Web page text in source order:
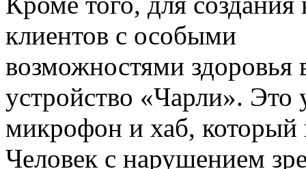
клиентов с особыми
возможностями здоровья
устройство «Чарли».
микрофон и хаб, который
Человек с нарушением